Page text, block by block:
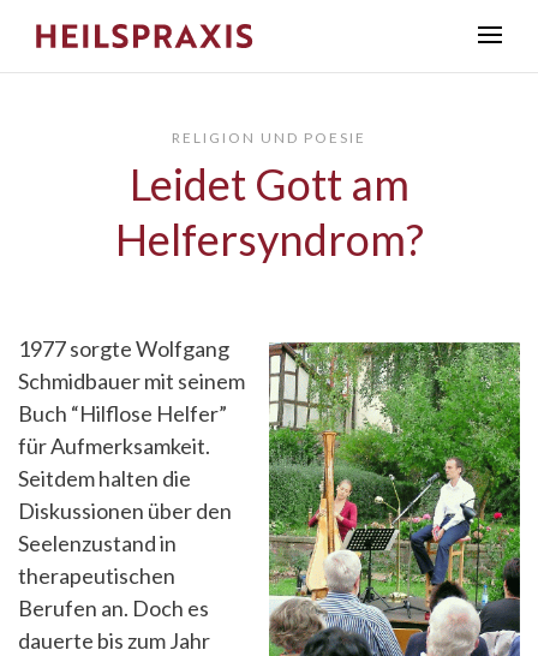
RELIGION UND POESIE
Leidet Gott am
Helfersyndrom?
1977 sorgte Wolfgang
Schmidbauer mit seinem
Buch “Hilflose Helfer”
für Aufmerksamkeit.
Seitdem halten die
Diskussionen über den
Seelenzustand in
therapeutischen
Berufen an. Doch es
dauerte bis zum Jahr